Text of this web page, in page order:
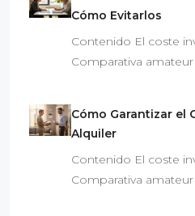
Cómo Evitarlos
Contenido El coste
Comparativa
Cómo Garantizar el
Alquiler
Contenido El coste
Comparativa